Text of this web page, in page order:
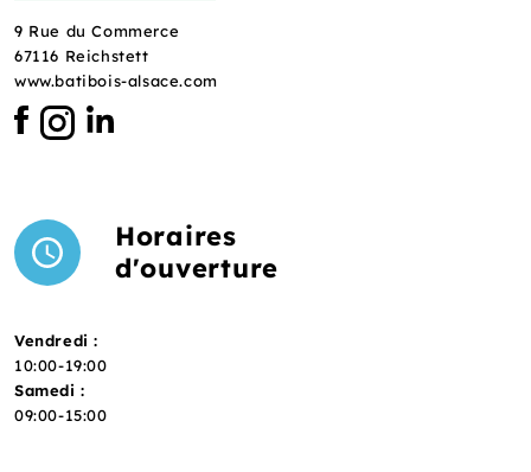
9 Rue du Commerce
67116 Reichstett
www.batibois-alsace.com
Horaires
d'ouverture
Vendredi :
10:00-19:00
Samedi :
09:00-15:00